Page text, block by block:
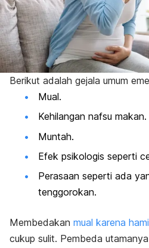
Berikut adalah gejala umum
Mual.
Kehilangan nafsu makan.
Muntah.
Efek psikologis seperti
Perasaan seperti ada
tenggorokan.
Membedakan mual karena
cukup sulit. Pembeda